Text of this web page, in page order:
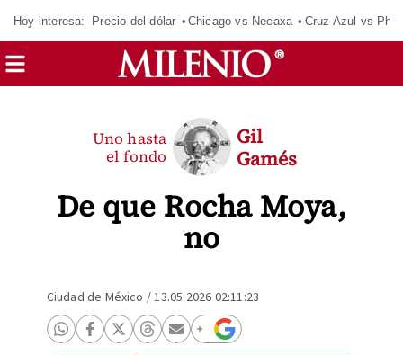
Hoy interesa: Precio del dólar Chicago vs Necaxa Cruz Azul vs
De que Rocha Moya,
no
Uno hasta
el fondo
Gil
Gamés
Ciudad de México /13.05.2026 02:11:23